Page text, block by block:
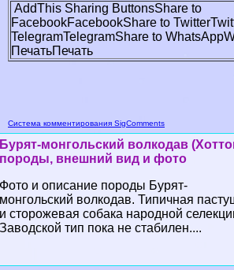
AddThis Sharing ButtonsShare to
FacebookFacebookShare to Twitter
TelegramTelegramShare to WhatsApp
ПечатьПечать
Система комментирования SigComments
Бурят-монгольский волкодав
породы, внешний вид и фото
Фото и описание породы Бурят-
монгольский волкодав. Типичная
и сторожевая собака народной
Заводской тип пока не стабилен....